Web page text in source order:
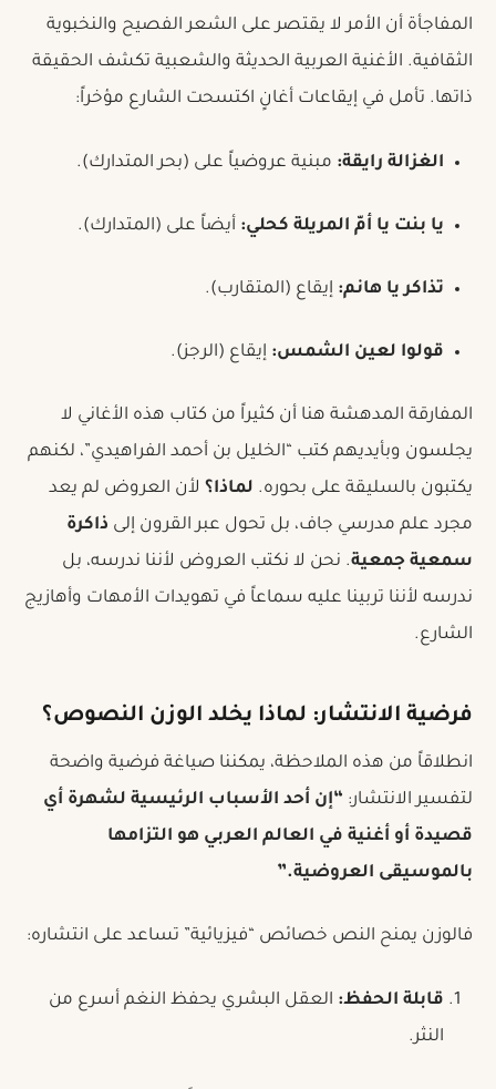
المفاجأة أن الأمر لا يقتصر على الشعر الفصيح والنخبوية
الثقافية. الأغنية العربية الحديثة والشعبية تكشف الحقيقة
ذاتها. تأمل في إيقاعات أغانٍ اكتسحت الشارع مؤخراً:
الغزالة رايقة: مبنية عروضياً على (بحر المتدارك).
يا بنت يا أمّ المريلة كحلي: أيضاً على (المتدارك).
تذاكر يا هانم: إيقاع (المتقارب).
قولوا لعين الشمس: إيقاع (الرجز).
المفارقة المدهشة هنا أن كثيراً من كتاب هذه الأغاني لا
يجلسون وبأيديهم كتب “الخليل بن أحمد الفراهيدي”، لكنهم
يكتبون بالسليقة على بحوره. لماذا؟ لأن العروض لم يعد
مجرد علم مدرسي جاف، بل تحول عبر القرون إلى ذاكرة
سمعية جمعية. نحن لا نكتب العروض لأننا ندرسه، بل
ندرسه لأننا تربينا عليه سماعاً في تهويدات الأمهات وأهازيج
الشارع.
فرضية الانتشار: لماذا يخلد الوزن النصوص؟
انطلاقاً من هذه الملاحظة، يمكننا صياغة فرضية واضحة
لتفسير الانتشار: “إن أحد الأسباب الرئيسية لشهرة أي
قصيدة أو أغنية في العالم العربي هو التزامها
بالموسيقى العروضية.”
فالوزن يمنح النص خصائص “فيزيائية” تساعد على انتشاره:
قابلة الحفظ: العقل البشري يحفظ النغم أسرع من
النثر.